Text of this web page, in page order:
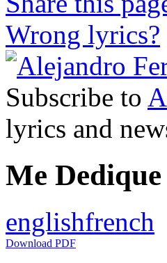
Wrong lyrics?
Subscribe to
lyrics and
Me
englishfrench
Download PDF